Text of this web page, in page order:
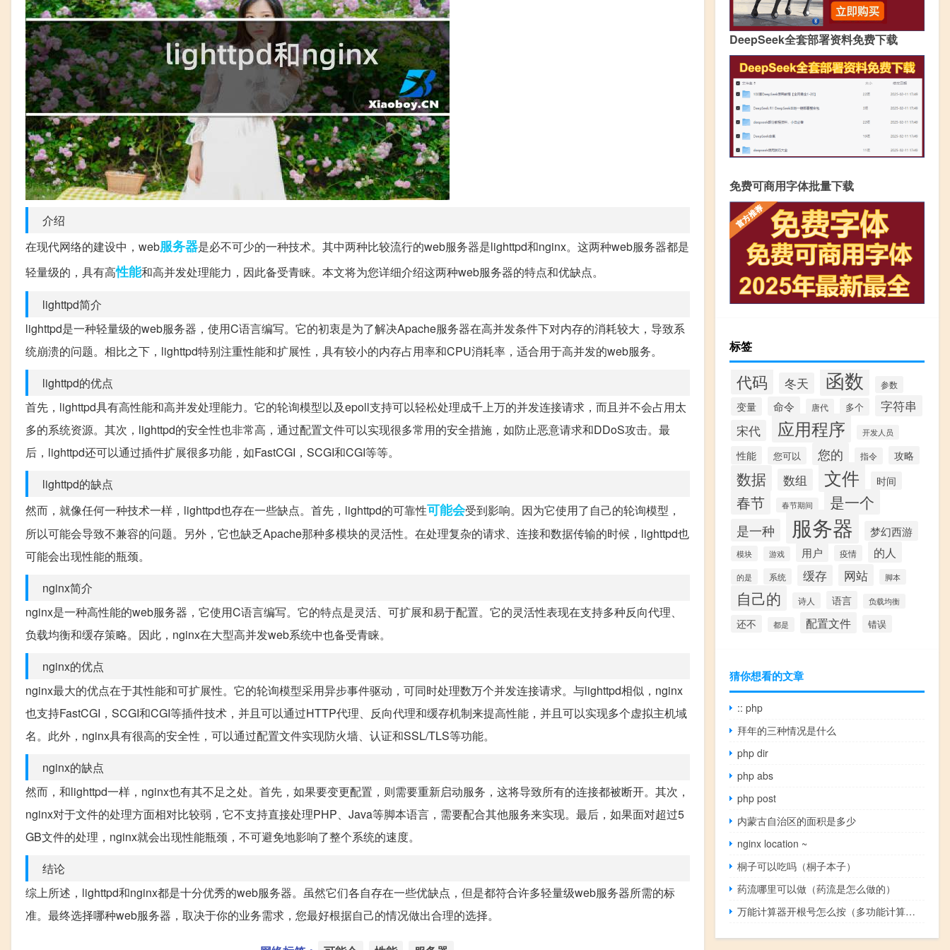
介绍
在现代网络的建设中，web服务器是必不可少的一种技术。其中两种比较流行的web服务器是lighttpd和nginx。这两种web服务器都是
轻量级的，具有高性能和高并发处理能力，因此备受青睐。本文将为您详细介绍这两种web服务器的特点和优缺点。
lighttpd简介
lighttpd是一种轻量级的web服务器，使用C语言编写。它的初衷是为了解决Apache服务器在高并发条件下对内存的消耗较大，导致系
统崩溃的问题。相比之下，lighttpd特别注重性能和扩展性，具有较小的内存占用率和CPU消耗率，适合用于高并发的web服务。
lighttpd的优点
首先，lighttpd具有高性能和高并发处理能力。它的轮询模型以及epoll支持可以轻松处理成千上万的并发连接请求，而且并不会占用太
多的系统资源。其次，lighttpd的安全性也非常高，通过配置文件可以实现很多常用的安全措施，如防止恶意请求和DDoS攻击。最
后，lighttpd还可以通过插件扩展很多功能，如FastCGI，SCGI和CGI等等。
lighttpd的缺点
然而，就像任何一种技术一样，lighttpd也存在一些缺点。首先，lighttpd的可靠性可能会受到影响。因为它使用了自己的轮询模型，
所以可能会导致不兼容的问题。另外，它也缺乏Apache那种多模块的灵活性。在处理复杂的请求、连接和数据传输的时候，lighttpd也
可能会出现性能的瓶颈。
nginx简介
nginx是一种高性能的web服务器，它使用C语言编写。它的特点是灵活、可扩展和易于配置。它的灵活性表现在支持多种反向代理、
负载均衡和缓存策略。因此，nginx在大型高并发web系统中也备受青睐。
nginx的优点
nginx最大的优点在于其性能和可扩展性。它的轮询模型采用异步事件驱动，可同时处理数万个并发连接请求。与lighttpd相似，nginx
也支持FastCGI，SCGI和CGI等插件技术，并且可以通过HTTP代理、反向代理和缓存机制来提高性能，并且可以实现多个虚拟主机域
名。此外，nginx具有很高的安全性，可以通过配置文件实现防火墙、认证和SSL/TLS等功能。
nginx的缺点
然而，和lighttpd一样，nginx也有其不足之处。首先，如果要变更配置，则需要重新启动服务，这将导致所有的连接都被断开。其次，
nginx对于文件的处理方面相对比较弱，它不支持直接处理PHP、Java等脚本语言，需要配合其他服务来实现。最后，如果面对超过5
GB文件的处理，nginx就会出现性能瓶颈，不可避免地影响了整个系统的速度。
结论
综上所述，lighttpd和nginx都是十分优秀的web服务器。虽然它们各自存在一些优缺点，但是都符合许多轻量级web服务器所需的标
准。最终选择哪种web服务器，取决于你的业务需求，您最好根据自己的情况做出合理的选择。
DeepSeek全套部署资料免费下载
免费可商用字体批量下载
标签
代码 冬天 函数 参数
变量 命令 唐代 多个
字符串
宋代
应用程序 开发人员
性能 您可以 您的 指令 攻略
数据 数组 文件 时间
春节 春节期间 是一个
是一种 服务器 梦幻西游
模块 游戏 用户 疫情 的人
的是 系统 缓存 网站 脚本
自己的 诗人 语言 负载均衡
还不 都是 配置文件 错误
猜你想看的文章
:: php
拜年的三种情况是什么
php dir
php abs
php post
内蒙古自治区的面积是多少
nginx location ~
桐子可以吃吗（桐子本子）
药流哪里可以做（药流是怎么做的）
万能计算器开根号怎么按（多功能计算器开根号）